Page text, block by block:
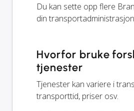
Du kan sette opp flere
din
Hvorfor bruke
tjenester
Tjenester kan variere i
transporttid, priser osv.